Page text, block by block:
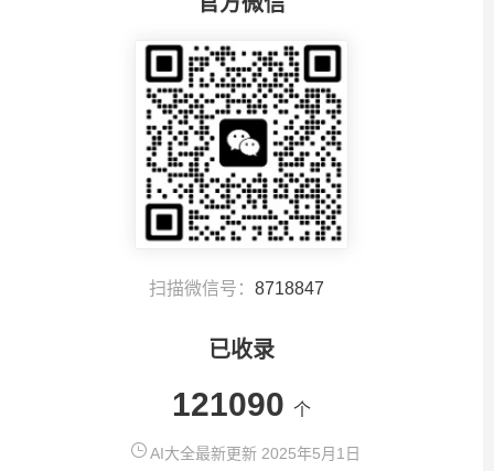
扫描微信号： 8718847
已收录
121090 个
AI大全最新更新 2025年5月1日